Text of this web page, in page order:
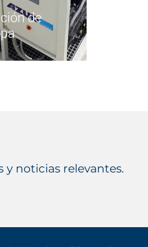
de
noticias relevantes.